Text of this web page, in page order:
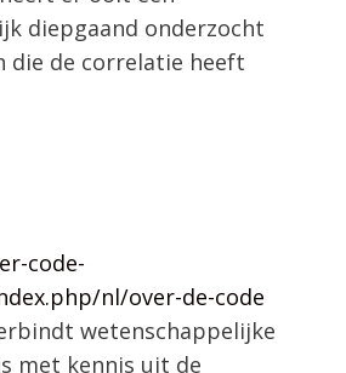
diepgaand onderzocht
die de correlatie heeft
code-
nl/over-de-code
wetenschappelijke
met kennis uit de